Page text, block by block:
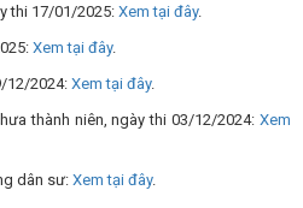
thi 17/01/2025: Xem tại đây.
Xem tại đây.
12/2024: Xem tại đây.
thành niên, ngày thi 03/12/2024: Xem
dân sư: Xem tại đây.